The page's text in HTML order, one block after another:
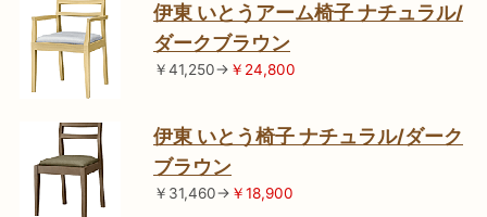
伊東 いとうアーム椅子 ナチュラル/
ダークブラウン
￥41,250→ ￥24,800
伊東 いとう椅子 ナチュラル/ダーク
ブラウン
￥31,460→ ￥18,900